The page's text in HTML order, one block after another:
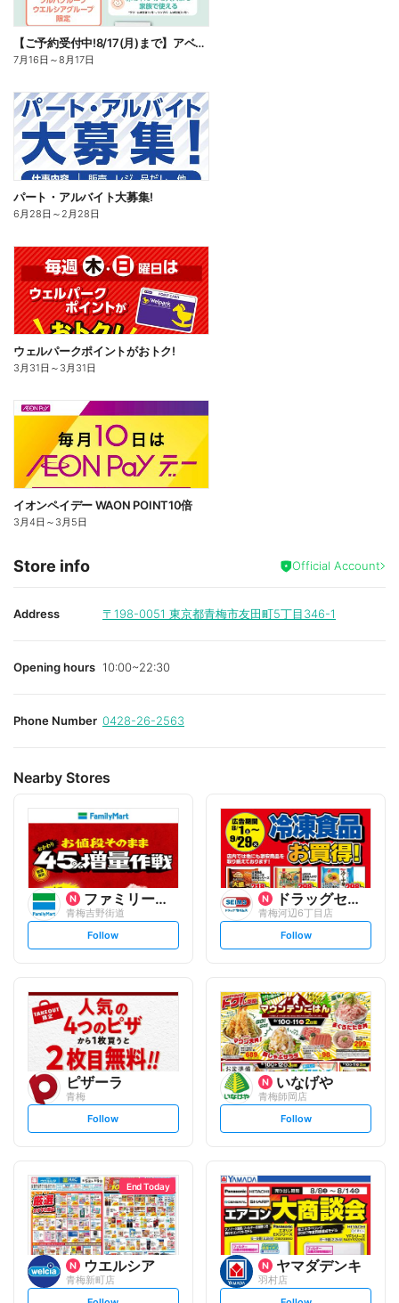
【ご予約受付中!8/17(月)まで】アベンヌ シカルファット
7月16日 ～8月17日
パート・アルバイト大募集!
6月28日 ～ 2月28日
ウェルパークポイントがおトク!
3月31日 ～ 3月31日
イオンペイデー WAON POINT10倍
3月4日 ～ 3月5日
Store info Official Account
Address 〒198-0051 東京都青梅市友田町5丁目346-1
Opening hours 10:00~22:30
Phone Number 0428-26-2563
Nearby Stores
ファミリーマート
青梅吉野街道
s
t
l
o
w
Follow
ドラッグセイムス
青梅河辺6丁目店
s
t
l
o
w
Follow
ピザーラ
青梅
s
t
l
o
w
Follow
いなげや
青梅師岡店
s
t
l
o
w
Follow
End Today
ウエルシア
青梅新町店
ヤマダデンキ
羽村店